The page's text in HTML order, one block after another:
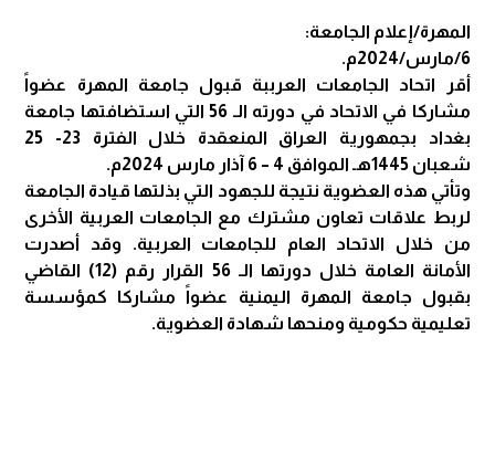
المهرة/إعلام الجامعة:
6/مارس/2024م.
أقر اتحاد الجامعات العرببة قبول جامعة المهرة عضواً
مشاركا في الاتحاد في دورته الـ 56 التي استضافتها جامعة
بغداد بجمهورية العراق المنعقدة خلال الفترة 23- 25
شعبان 1445هـ الموافق 4 – 6 آذار مارس 2024م.
وتأتي هذه العضوية نتيجة للجهود التي بذلتها قيادة الجامعة
لربط علاقات تعاون مشترك مع الجامعات العربية الأخرى
من خلال الاتحاد العام للجامعات العربية. وقد أصدرت
الأمانة العامة خلال دورتها الـ 56 القرار رقم (12) القاضي
بقبول جامعة المهرة اليمنية عضواً مشاركا كمؤسسة
تعليمية حكومية ومنحها شهادة العضوية.